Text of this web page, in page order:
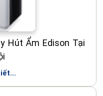
Hút Ẩm Edison Tại